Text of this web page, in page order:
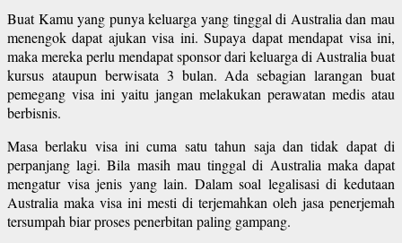
Buat Kamu yang punya keluarga yang tinggal di Australia dan mau
menengok dapat ajukan visa ini. Supaya dapat mendapat visa ini,
maka mereka perlu mendapat sponsor dari keluarga di Australia buat
kursus ataupun berwisata 3 bulan. Ada sebagian larangan buat
pemegang visa ini yaitu jangan melakukan perawatan medis atau
berbisnis.
Masa berlaku visa ini cuma satu tahun saja dan tidak dapat di
perpanjang lagi. Bila masih mau tinggal di Australia maka dapat
mengatur visa jenis yang lain. Dalam soal legalisasi di kedutaan
Australia maka visa ini mesti di terjemahkan oleh jasa penerjemah
tersumpah biar proses penerbitan paling gampang.